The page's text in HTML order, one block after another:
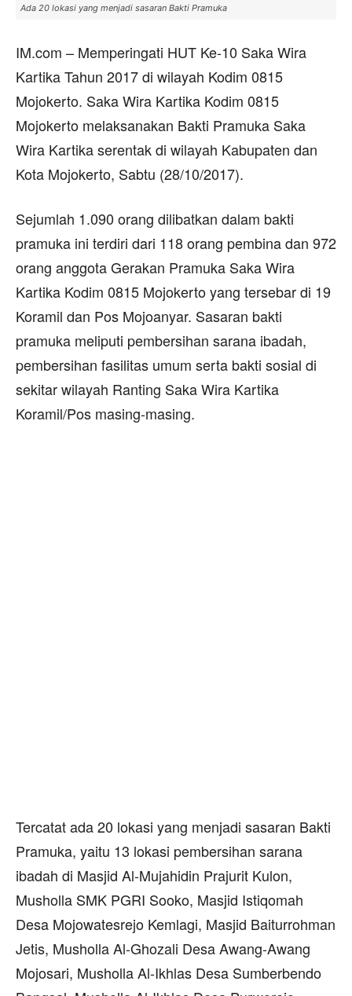
Ada 20 lokasi yang menjadi sasaran Bakti Pramuka
IM.com – Memperingati HUT Ke-10 Saka Wira
Kartika Tahun 2017 di wilayah Kodim 0815
Mojokerto. Saka Wira Kartika Kodim 0815
Mojokerto melaksanakan Bakti Pramuka Saka
Wira Kartika serentak di wilayah Kabupaten dan
Kota Mojokerto, Sabtu (28/10/2017).
Sejumlah 1.090 orang dilibatkan dalam bakti
pramuka ini terdiri dari 118 orang pembina dan 972
orang anggota Gerakan Pramuka Saka Wira
Kartika Kodim 0815 Mojokerto yang tersebar di 19
Koramil dan Pos Mojoanyar. Sasaran bakti
pramuka meliputi pembersihan sarana ibadah,
pembersihan fasilitas umum serta bakti sosial di
sekitar wilayah Ranting Saka Wira Kartika
Koramil/Pos masing-masing.
Tercatat ada 20 lokasi yang menjadi sasaran Bakti
Pramuka, yaitu 13 lokasi pembersihan sarana
ibadah di Masjid Al-Mujahidin Prajurit Kulon,
Musholla SMK PGRI Sooko, Masjid Istiqomah
Desa Mojowatesrejo Kemlagi, Masjid Baiturrohman
Jetis, Musholla Al-Ghozali Desa Awang-Awang
Mojosari, Musholla Al-Ikhlas Desa Sumberbendo